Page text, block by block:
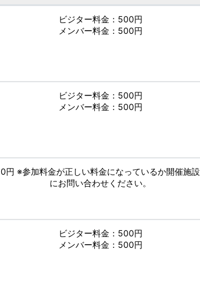
ビジター料金：500円
メンバー料金：500円
ビジター料金：500円
メンバー料金：500円
0円 ※参加料金が正しい料金になっているか開催施設
にお問い合わせください。
ビジター料金：500円
メンバー料金：500円